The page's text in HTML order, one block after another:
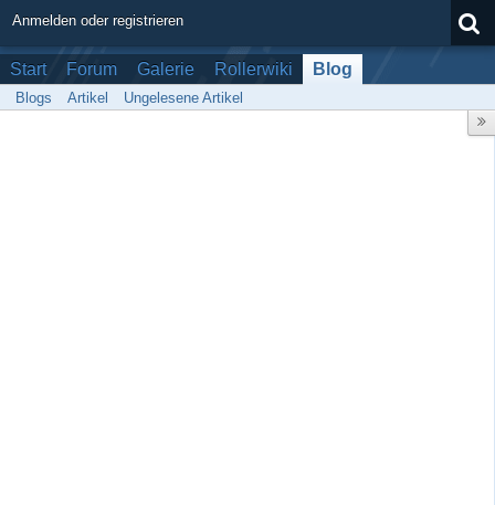
Anmelden oder registrieren
Start Forum Galerie Rollerwiki Blog
Blogs Artikel Ungelesene Artikel